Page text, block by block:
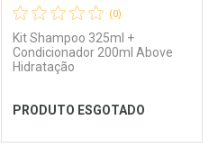
Ver Desconto Convênio
(0)
Kit Shampoo 325ml +
Condicionador 200ml Above
Hidratação
PRODUTO ESGOTADO